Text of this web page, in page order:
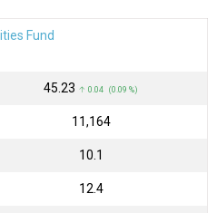
Fund
₹45.23 ↑ 0.04 (0.09 %)
₹11,164
10.1
12.4